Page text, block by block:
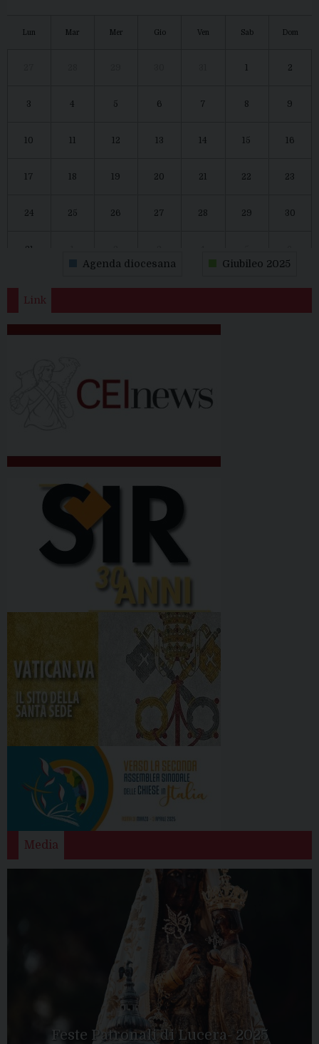
Lun Mar Mer Gio Ven Sab Dom
1 2
3 4 5 6 7 8 9
10 11 12 13 14 15 16
17 18 19 20 21 22 23
24 25 26 27 28 29 30
31
Agenda diocesana Giubileo 2025
Link
Media
Feste Patronali di Lucera- 2025